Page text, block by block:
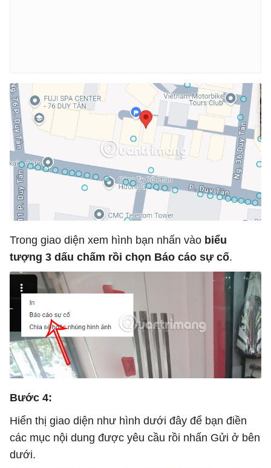
Trong giao diện xem hình bạn nhấn vào biểu
tượng 3 dấu chấm rồi chọn Báo cáo sự cố.
Bước 4:
Hiển thị giao diện như hình dưới đây để bạn điền
các mục nội dung được yêu cầu rồi nhấn Gửi ở bên
dưới.